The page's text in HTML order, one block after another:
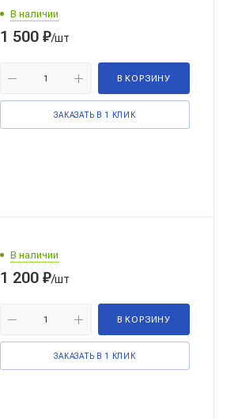
В наличии
1 500 ₽/шт
В КОРЗИНУ
ЗАКАЗАТЬ В 1 КЛИК
В наличии
1 200 ₽/шт
В КОРЗИНУ
ЗАКАЗАТЬ В 1 КЛИК